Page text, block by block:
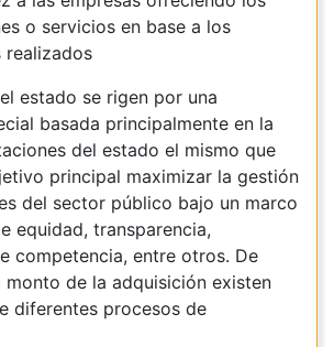
o servicios en base a los
realizados
estado se rigen por una
basada principalmente en la
del estado el mismo que
principal maximizar la gestión
del sector público bajo un marco
equidad, transparencia,
competencia, entre otros. De
monto de la adquisición existen
diferentes procesos de